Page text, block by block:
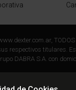
respectivos titulares.
DABRA S.A. con